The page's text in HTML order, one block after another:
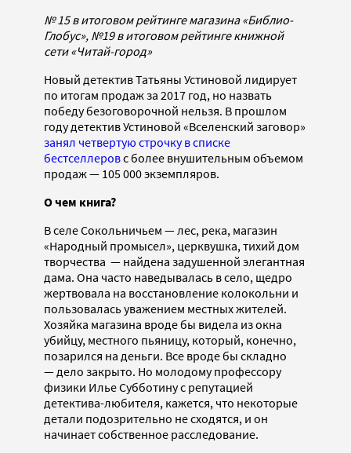
№ 15 в итоговом рейтинге магазина «Библио-
Глобус», №19 в итоговом рейтинге книжной
сети «Читай-город»
Новый детектив Татьяны Устиновой лидирует
по итогам продаж за 2017 год, но назвать
победу безоговорочной нельзя. В прошлом
году детектив Устиновой «Вселенский заговор»
занял четвертую строчку в списке
бестселлеровс более внушительным объемом
продаж — 105 000 экземпляров.
О чем книга?
В селе Сокольничьем — лес, река, магазин
«Народный промысел», церквушка, тихий дом
творчества — найдена задушенной элегантная
дама. Она часто наведывалась в село, щедро
жертвовала на восстановление колокольни и
пользовалась уважением местных жителей.
Хозяйка магазина вроде бы видела из окна
убийцу, местного пьяницу, который, конечно,
позарился на деньги. Все вроде бы складно
— дело закрыто. Но молодому профессору
физики Илье Субботину с репутацией
детектива-любителя, кажется, что некоторые
детали подозрительно не сходятся, и он
начинает собственное расследование.